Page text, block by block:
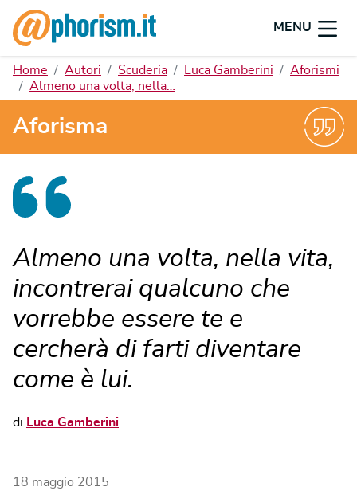
MENU
Home Autori Scuderia Luca Gamberini
Aforismi
Almeno una volta, nella…
Aforisma
Almeno una volta, nella vita,
incontrerai qualcuno che
vorrebbe essere te e
cercherà di farti diventare
come è lui.
di Luca Gamberini
18 maggio 2015